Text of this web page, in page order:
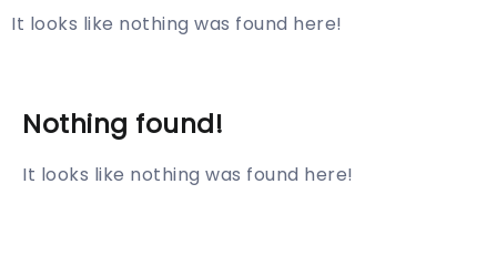
It looks like nothing was found here!
Nothing found!
It looks like nothing was found here!